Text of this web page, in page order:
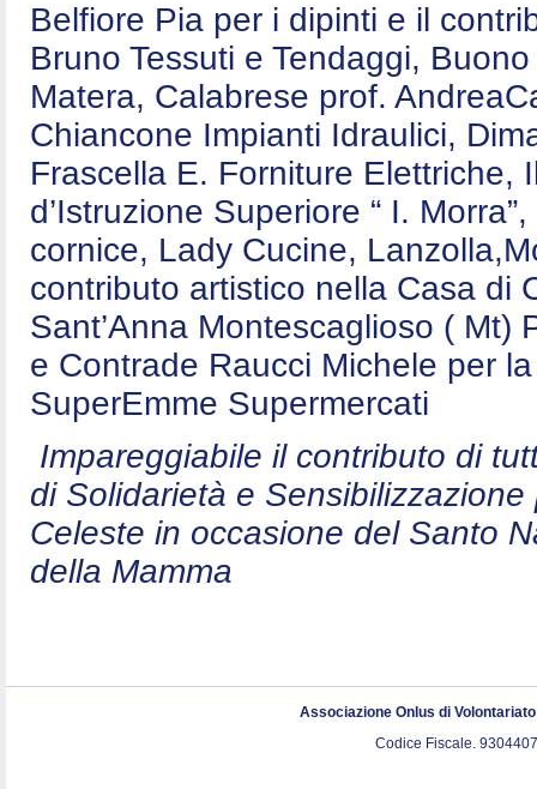
Belfiore Pia per i dipinti e il
Bruno Tessuti e Tendaggi,
Matera, Calabrese prof.
Chiancone Impianti Idraulici,
Frascella E. Forniture Elettriche,
d’Istruzione Superiore “ I.
cornice, Lady Cucine,
contributo artistico nella Casa di
Sant’Anna Montescaglioso ( Mt)
e Contrade Raucci Michele per
SuperEmme Supermercati
Impareggiabile il contributo di
di Solidarietà e
Celeste in occasione del Santo
della Mamma
Associazione Onlus di
Codice Fiscale.